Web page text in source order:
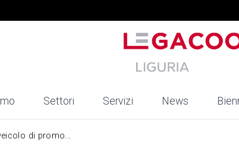
Settori Servizi News
di promo...